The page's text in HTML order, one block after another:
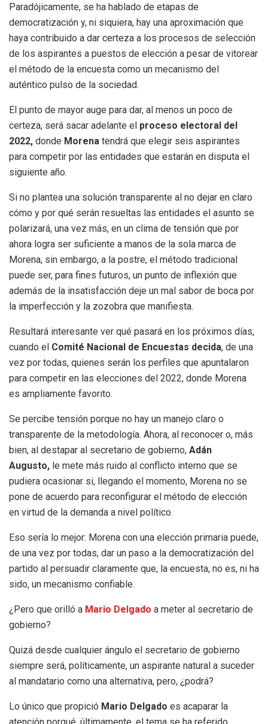
Paradójicamente, se ha hablado de etapas de
democratización y, ni siquiera, hay una aproximación que
haya contribuido a dar certeza a los procesos de selección
de los aspirantes a puestos de elección a pesar de vitorear
el método de la encuesta como un mecanismo del
auténtico pulso de la sociedad.
El punto de mayor auge para dar, al menos un poco de
certeza, será sacar adelante el proceso electoral del
2022, donde Morena tendrá que elegir seis aspirantes
para competir por las entidades que estarán en disputa el
siguiente año.
Si no plantea una solución transparente al no dejar en claro
cómo y por qué serán resueltas las entidades el asunto se
polarizará, una vez más, en un clima de tensión que por
ahora logra ser suficiente a manos de la sola marca de
Morena, sin embargo, a la postre, el método tradicional
puede ser, para fines futuros, un punto de inflexión que
además de la insatisfacción deje un mal sabor de boca por
la imperfección y la zozobra que manifiesta.
Resultará interesante ver qué pasará en los próximos días,
cuando el Comité Nacional de Encuestas decida, de una
vez por todas, quienes serán los perfiles que apuntalaron
para competir en las elecciones del 2022, donde Morena
es ampliamente favorito.
Se percibe tensión porque no hay un manejo claro o
transparente de la metodología. Ahora, al reconocer o, más
bien, al destapar al secretario de gobierno, Adán
Augusto, le mete más ruido al conflicto interno que se
pudiera ocasionar si, llegando el momento, Morena no se
pone de acuerdo para reconfigurar el método de elección
en virtud de la demanda a nivel político.
Eso sería lo mejor: Morena con una elección primaria puede,
de una vez por todas, dar un paso a la democratización del
partido al persuadir claramente que, la encuesta, no es, ni ha
sido, un mecanismo confiable.
¿Pero que orilló a Mario Delgado a meter al secretario de
gobierno?
Quizá desde cualquier ángulo el secretario de gobierno
siempre será, políticamente, un aspirante natural a suceder
al mandatario como una alternativa, pero, ¿podrá?
Lo único que propició Mario Delgado es acaparar la